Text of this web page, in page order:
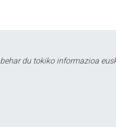
du tokiko informazioa